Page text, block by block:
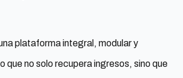
plataforma integral, modular y
que no solo recupera ingresos, sino que